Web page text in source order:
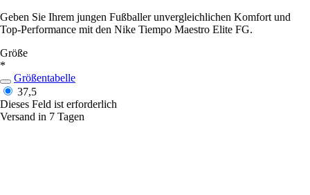
Geben Sie Ihrem jungen Fußballer unvergleichlichen Komfort und
Top-Performance mit den Nike Tiempo Maestro Elite FG.
Größe
*
Größentabelle
37,5
Dieses Feld ist erforderlich
Versand in 7 Tagen